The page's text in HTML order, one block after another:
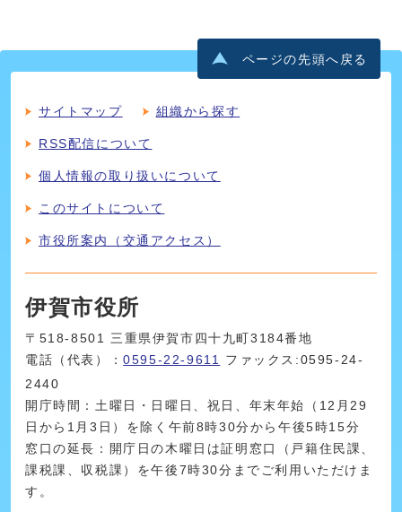
ページの先頭へ戻る
サイトマップ 組織から探す
RSS配信について
個人情報の取り扱いについて
このサイトについて
市役所案内（交通アクセス）
伊賀市役所
〒518-8501 三重県伊賀市四十九町3184番地
電話（代表）：0595-22-9611
ファックス:0595-24-
2440
開庁時間：土曜日・日曜日、祝日、年末年始（12月29
日から1月3日）を除く午前8時30分から午後5時15分
窓口の延長：開庁日の木曜日は証明窓口（戸籍住民課、
課税課、収税課）を午後7時30分までご利用いただけま
す。